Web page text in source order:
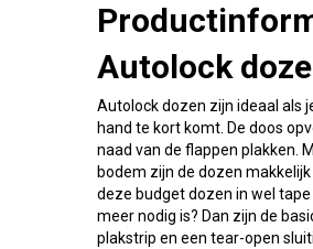
Autolock
Autolock dozen zijn ideaal als
hand te kort komt. De doos
naad van de flappen plakken.
bodem zijn de dozen
deze budget dozen in wel
meer nodig is? Dan zijn de
plakstrip en een tear-open